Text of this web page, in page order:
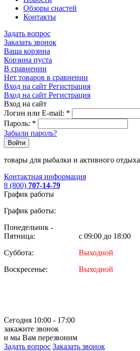
Обзоры снастей
Контакты
Задать вопрос
Заказать звонок
Ваша корзина
Корзина пуста
В сравнении
Нет товаров в сравнении
Вход на сайт Регистрация
Вход на сайт Регистрация
Вход на сайт
Логин или E-mail: *
Пароль: *
Забыли пароль?
Войти
товары для рыбалки и активного отдыха
Контактная информация
8 (800) 707-14-79
График работы
График работы:
Понедельник -
Пятница:
с 09:00 до 18:00
Суббота:
Выходной
Воскресенье:
Выходной
Сегодня 10:00 - 17:00
закажите звонок
и мы Вам перезвоним
Задать вопрос Заказать звонок